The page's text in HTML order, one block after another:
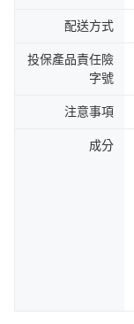
配送方式
投保產品責任險
字號
注意事項
成分